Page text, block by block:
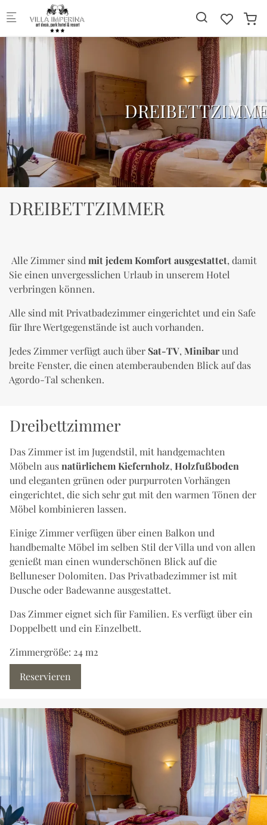
Skip to main content
DREIBETTZIMMER
Alle Zimmer sind mit jedem Komfort ausgestattet, damit
Sie einen unvergesslichen Urlaub in unserem Hotel
verbringen können.
Alle sind mit Privatbadezimmer eingerichtet und ein Safe
für Ihre Wertgegenstände ist auch vorhanden.
Jedes Zimmer verfügt auch über Sat-TV, Minibarund
breite Fenster, die einen atemberaubenden Blick auf das
Agordo-Tal schenken.
Dreibettzimmer
Das Zimmer ist im Jugendstil, mit handgemachten
Möbeln ausnatürlichem Kiefernholz, Holzfußboden
und eleganten grünen oder purpurroten Vorhängen
eingerichtet, die sich sehr gut mit den warmen Tönen der
Möbel kombinieren lassen.
Einige Zimmer verfügen über einen Balkon und
handbemalte Möbel im selben Stil der Villa und von allen
genießt man einen wunderschönen Blick auf die
Belluneser Dolomiten. Das Privatbadezimmer ist mit
Dusche oder Badewanne ausgestattet.
Das Zimmer eignet sich für Familien. Es verfügt über ein
Doppelbett und ein Einzelbett.
Zimmergröße: 24 m2
Reservieren